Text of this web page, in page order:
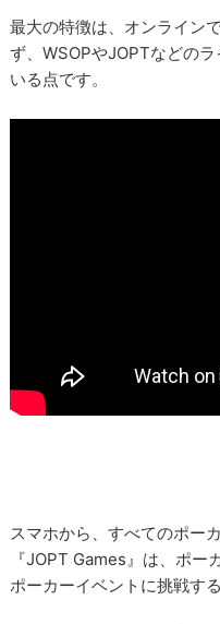
最大の特徴は、オンライン
ず、WSOPやJOPTなどの
いる点です。
スマホから、すべてのポー
『JOPT Games』は、ポ
ポーカーイベントに挑戦す